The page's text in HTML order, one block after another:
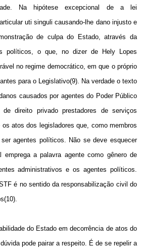
Na hipótese excepcional de a lei
uti singuli causando-lhe dano injusto e
de culpa do Estado, através da
políticos, o que, no dizer de Hely Lopes
no regime democrático, em que o próprio
para o Legislativo(9). Na verdade o texto
causados por agentes do Poder Público
direito privado prestadores de serviços
atos dos legisladores que, como membros
agentes políticos. Não se deve esquecer
emprega a palavra agente como gênero de
administrativos e os agentes políticos.
é no sentido da responsabilização civil do
do Estado em decorrência de atos do
pode pairar a respeito. É de se repelir a